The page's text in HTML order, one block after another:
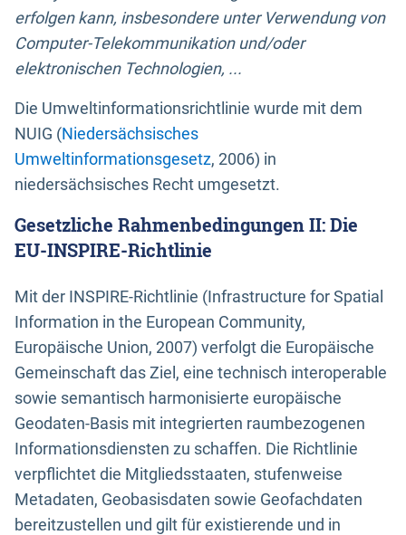
erfolgen kann, insbesondere unter Verwendung von
Computer-Telekommunikation und/oder
elektronischen Technologien, ...
Die Umweltinformationsrichtlinie wurde mit dem
NUIG (Niedersächsisches
Umweltinformationsgesetz, 2006) in
niedersächsisches Recht umgesetzt.
Gesetzliche Rahmenbedingungen II: Die
EU-INSPIRE-Richtlinie
Mit der INSPIRE-Richtlinie (Infrastructure for Spatial
Information in the European Community,
Europäische Union, 2007) verfolgt die Europäische
Gemeinschaft das Ziel, eine technisch interoperable
sowie semantisch harmonisierte europäische
Geodaten-Basis mit integrierten raumbezogenen
Informationsdiensten zu schaffen. Die Richtlinie
verpflichtet die Mitgliedsstaaten, stufenweise
Metadaten, Geobasisdaten sowie Geofachdaten
bereitzustellen und gilt für existierende und in